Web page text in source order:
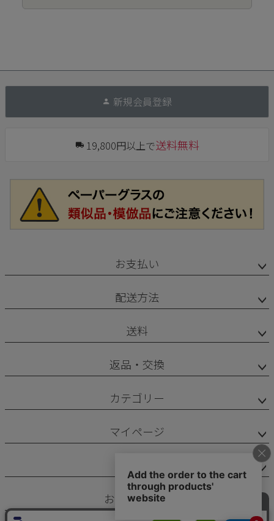
新規会員登録
19,800円以上で送料無料
お支払い
配送方法
送料
返品・交換
カテゴリー
マイページ
お問い合わせ